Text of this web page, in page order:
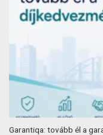
Garantiqa: tovább él a